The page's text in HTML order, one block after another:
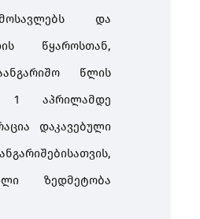
და
წყაროსთან,
წლის
1 აპრილამდე
დაკავებული
ზედმეტობა